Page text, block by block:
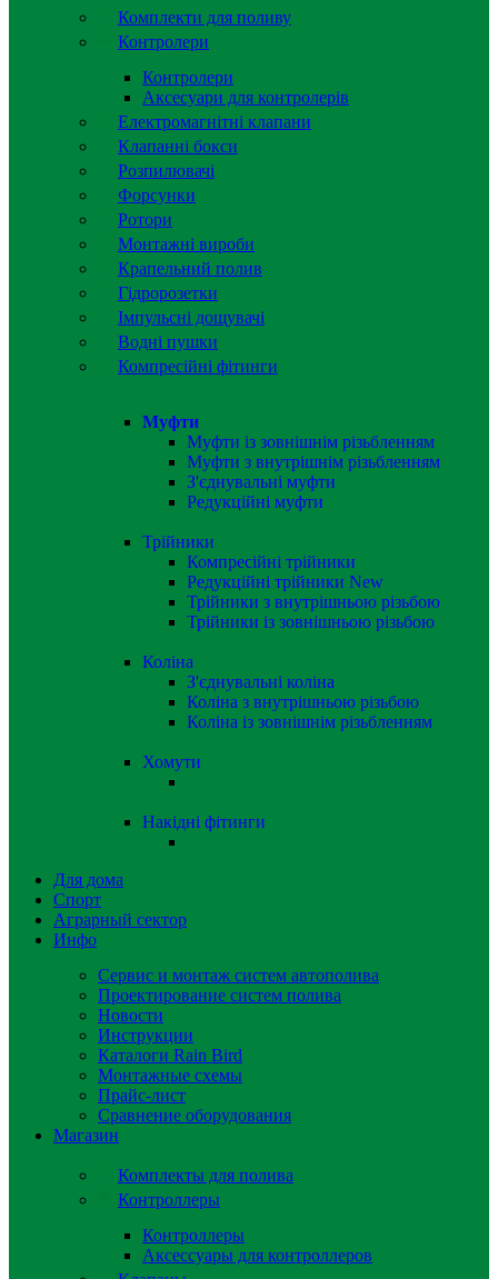
Комплекти для поливу
Контролери
Контролери
Аксесуари для контролерів
Електромагнітні клапани
Клапанні бокси
Розпилювачі
Форсунки
Ротори
Монтажні вироби
Крапельний полив
Гідророзетки
Імпульсні дощувачі
Водні пушки
Компресійні фітинги
Муфти
Муфти із зовнішнім різьбленням
Муфти з внутрішнім різьбленням
З'єднувальні муфти
Редукційні муфти
Трійники
Компресійні трійники
Редукційні трійники New
Трійники з внутрішньою різьбою
Трійники із зовнішньою різьбою
Коліна
З'єднувальні коліна
Коліна з внутрішньою різьбою
Коліна із зовнішнім різьбленням
Хомути
Накідні фітинги
Для дома
Спорт
Аграрный сектор
Инфо
Сервис и монтаж систем автополива
Проектирование систем полива
Новости
Инструкции
Каталоги Rain Bird
Монтажные схемы
Прайс-лист
Сравнение оборудования
Магазин
Комплекты для полива
Контроллеры
Контроллеры
Аксессуары для контроллеров